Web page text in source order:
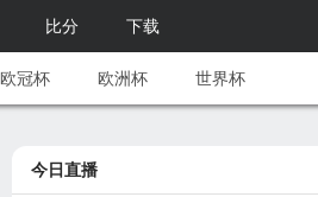
比分 下载
欧冠杯 欧洲杯 世界杯
今日直播